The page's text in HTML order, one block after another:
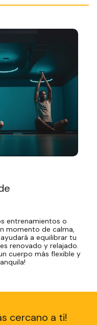
entrenamientos o
momento de calma,
a equilibrar tu
renovado y relajado.
cuerpo más flexible y
cercano a ti!